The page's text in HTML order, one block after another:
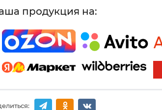
продукция на: